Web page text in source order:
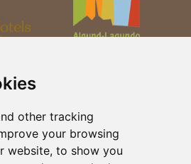
other tracking
your browsing
website, to show you